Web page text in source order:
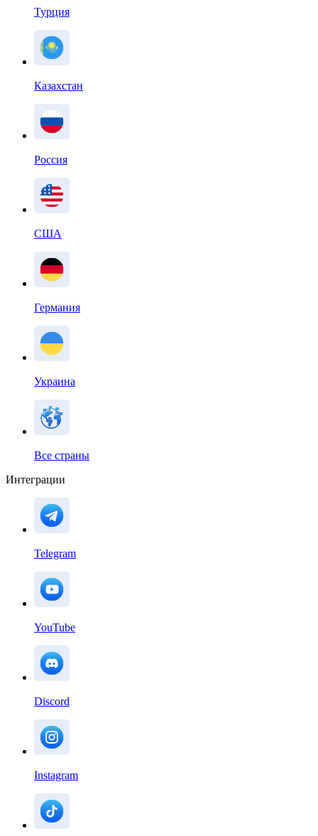
Турция
Казахстан
Россия
США
Германия
Украина
Все страны
Интеграции
Telegram
YouTube
Discord
Instagram